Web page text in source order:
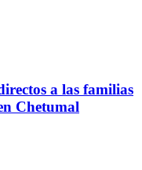
a las familias
Chetumal